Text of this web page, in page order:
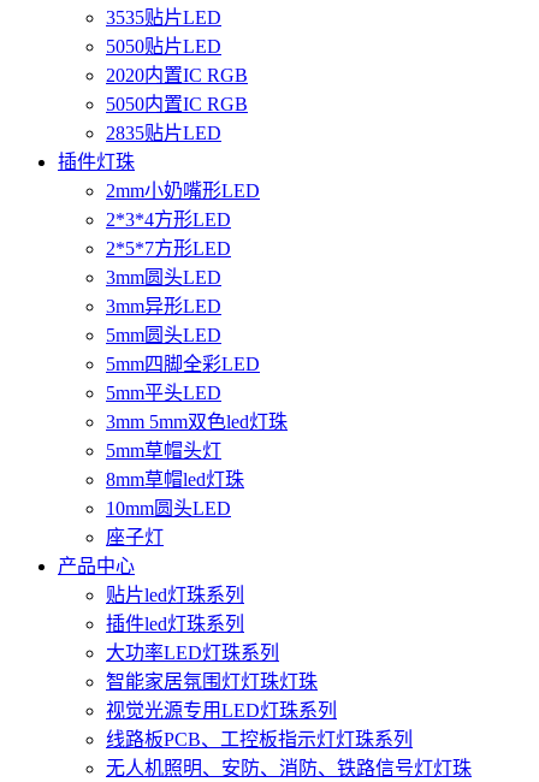
3535贴片LED
5050贴片LED
2020内置IC RGB
5050内置IC RGB
2835贴片LED
插件灯珠
2mm小奶嘴形LED
2*3*4方形LED
2*5*7方形LED
3mm圆头LED
3mm异形LED
5mm圆头LED
5mm四脚全彩LED
5mm平头LED
3mm 5mm双色led灯珠
5mm草帽头灯
8mm草帽led灯珠
10mm圆头LED
座子灯
产品中心
贴片led灯珠系列
插件led灯珠系列
大功率LED灯珠系列
智能家居氛围灯灯珠灯珠
视觉光源专用LED灯珠系列
线路板PCB、工控板指示灯灯珠系列
无人机照明、安防、消防、铁路信号灯灯珠